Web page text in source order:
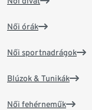
Női órák
Női sportnadrágok
Blúzok & Tunikák
Női fehérneműk